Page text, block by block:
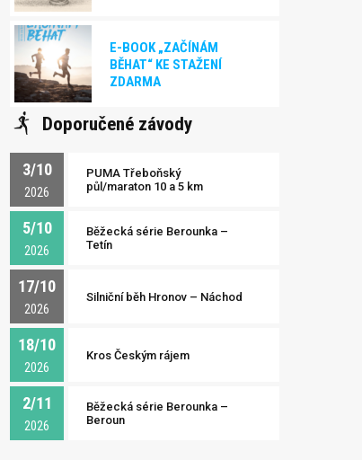
E-BOOK „ZAČÍNÁM
BĚHAT“ KE STAŽENÍ
ZDARMA
Doporučené závody
3/10
2026
PUMA Třeboňský
půl/maraton 10 a 5 km
5/10
2026
Běžecká série Berounka –
Tetín
17/10
2026
Silniční běh Hronov – Náchod
18/10
2026
Kros Českým rájem
2/11
2026
Běžecká série Berounka –
Beroun